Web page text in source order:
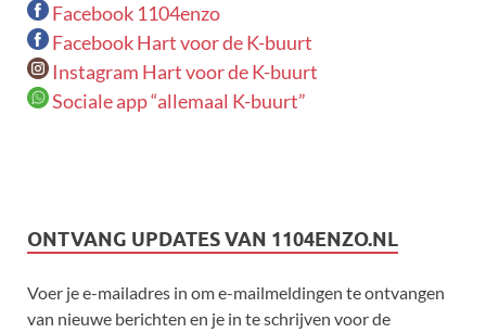
Facebook 1104enzo
Facebook Hart voor de K-buurt
Instagram Hart voor de K-buurt
Sociale app “allemaal K-buurt”
ONTVANG UPDATES VAN 1104ENZO.NL
Voer je e-mailadres in om e-mailmeldingen te ontvangen
van nieuwe berichten en je in te schrijven voor de